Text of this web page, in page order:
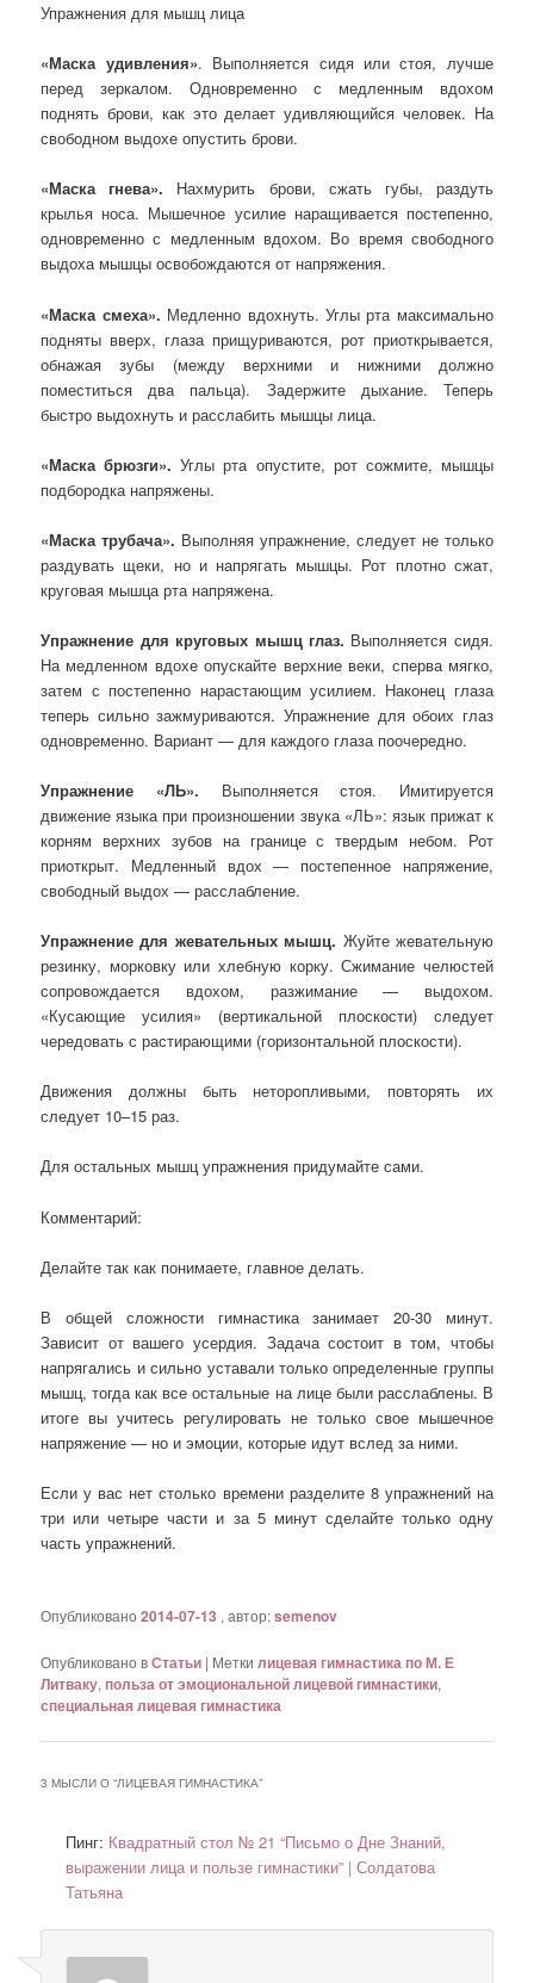
Упражнения для мышц лица
«Маска удивления». Выполняется сидя или стоя, лучше
перед зеркалом. Одновременно с медленным вдохом
поднять брови, как это делает удивляющийся человек. На
свободном выдохе опустить брови.
«Маска гнева». Нахмурить брови, сжать губы, раздуть
крылья носа. Мышечное усилие наращивается постепенно,
одновременно с медленным вдохом. Во время свободного
выдоха мышцы освобождаются от напряжения.
«Маска смеха». Медленно вдохнуть. Углы рта максимально
подняты вверх, глаза прищуриваются, рот приоткрывается,
обнажая зубы (между верхними и нижними должно
поместиться два пальца). Задержите дыхание. Теперь
быстро выдохнуть и расслабить мышцы лица.
«Маска брюзги».Углы рта опустите, рот сожмите, мышцы
подбородка напряжены.
«Маска трубача». Выполняя упражнение, следует не только
раздувать щеки, но и напрягать мышцы. Рот плотно сжат,
круговая мышца рта напряжена.
Упражнение для круговых мышц глаз. Выполняется сидя.
На медленном вдохе опускайте верхние веки, сперва мягко,
затем с постепенно нарастающим усилием. Наконец глаза
теперь сильно зажмуриваются. Упражнение для обоих глаз
одновременно. Вариант — для каждого глаза поочередно.
Упражнение «ЛЬ». Выполняется стоя. Имитируется
движение языка при произношении звука «ЛЬ»: язык прижат к
корням верхних зубов на границе с твердым небом. Рот
приоткрыт. Медленный вдох — постепенное напряжение,
свободный выдох — расслабление.
Упражнение для жевательных мышц. Жуйте жевательную
резинку, морковку или хлебную корку. Сжимание челюстей
сопровождается вдохом, разжимание — выдохом.
«Кусающие усилия» (вертикальной плоскости) следует
чередовать с растирающими (горизонтальной плоскости).
Движения должны быть неторопливыми, повторять их
следует 10–15 раз.
Для остальных мышц упражнения придумайте сами.
Комментарий:
Делайте так как понимаете, главное делать.
В общей сложности гимнастика занимает 20-30 минут.
Зависит от вашего усердия. Задача состоит в том, чтобы
напрягались и сильно уставали только определенные группы
мышц, тогда как все остальные на лице были расслаблены. В
итоге вы учитесь регулировать не только свое мышечное
напряжение — но и эмоции, которые идут вслед за ними.
Если у вас нет столько времени разделите 8 упражнений на
три или четыре части и за 5 минут сделайте только одну
часть упражнений.
Опубликовано2014-07-13 , автор:semenov
Опубликовано вСтатьи | Метки лицевая гимнастика по М. Е
Литваку, польза от эмоциональной лицевой гимнастики,
специальная лицевая гимнастика
3 МЫСЛИ О “ЛИЦЕВАЯ ГИМНАСТИКА”
Пинг: Квадратный стол № 21 “Письмо о Дне Знаний,
выражении лица и пользе гимнастики” | Солдатова
Татьяна